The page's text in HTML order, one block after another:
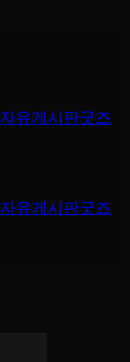
자유게시판굿즈
자유게시판굿즈